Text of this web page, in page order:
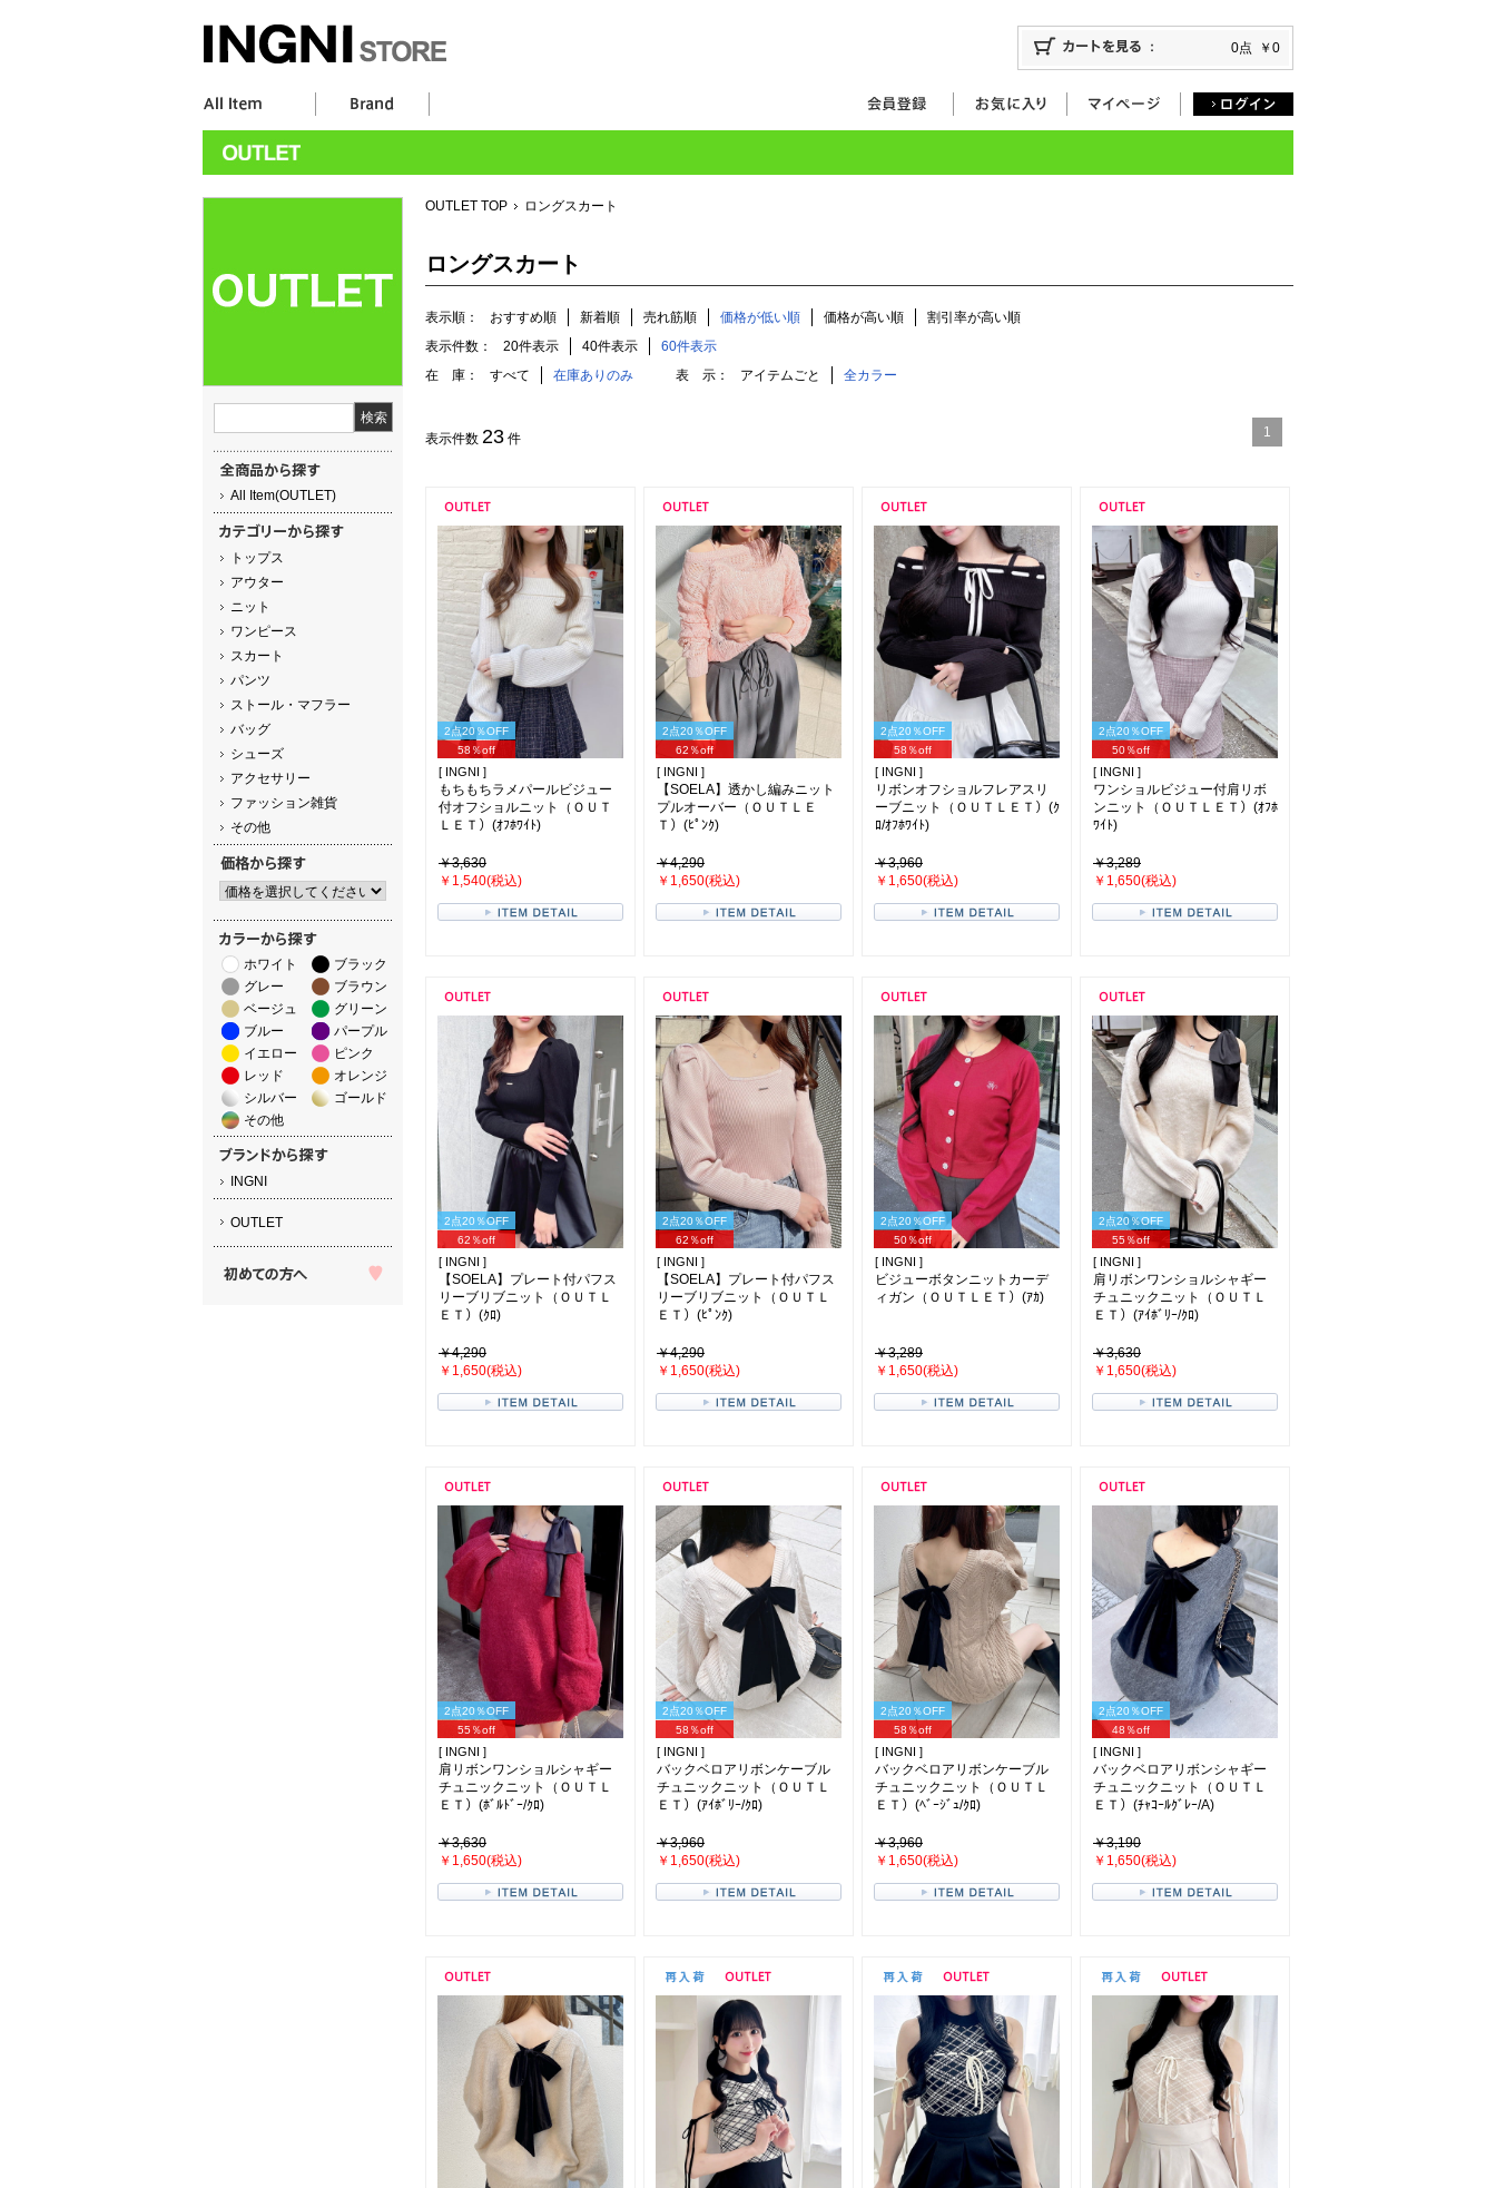
0点 ￥0
All Item(OUTLET)
トップス
アウター
ニット
ワンピース
スカート
パンツ
ストール・マフラー
バッグ
シューズ
アクセサリー
ファッション雑貨
その他
ホワイト
ブラック
グレー
ブラウン
ベージュ
グリーン
ブルー
パープル
イエロー
ピンク
レッド
オレンジ
シルバー
ゴールド
その他
INGNI
OUTLET
OUTLET TOP ロングスカート
ロングスカート
表示順： おすすめ順 新着順 売れ筋順 価格が低い順 価格が高い順
割引率が高い順
表示件数：
20件表示 40件表示
60件表示
在 庫：
すべて 在庫ありのみ 表 示： アイテムごと 全カラー
表示件数 23 件 1
2点20％OFF
58％off
[ INGNI ]
もちもちラメパールビジュー
付オフショルニット（ＯＵＴ
ＬＥＴ）(ｵﾌﾎﾜｲﾄ)
￥3,630
￥1,540(税込)
2点20％OFF
62％off
[ INGNI ]
【SOELA】透かし編みニット
プルオーバー（ＯＵＴＬＥ
Ｔ）(ﾋﾟﾝｸ)
￥4,290
￥1,650(税込)
2点20％OFF
58％off
[ INGNI ]
リボンオフショルフレアスリ
ーブニット（ＯＵＴＬＥＴ）(ｸ
ﾛ/ｵﾌﾎﾜｲﾄ)
￥3,960
￥1,650(税込)
2点20％OFF
50％off
[ INGNI ]
ワンショルビジュー付肩リボ
ンニット（ＯＵＴＬＥＴ）(ｵﾌﾎ
ﾜｲﾄ)
￥3,289
￥1,650(税込)
2点20％OFF
62％off
[ INGNI ]
【SOELA】プレート付パフス
リーブリブニット（ＯＵＴＬ
ＥＴ）(ｸﾛ)
￥4,290
￥1,650(税込)
2点20％OFF
62％off
[ INGNI ]
【SOELA】プレート付パフス
リーブリブニット（ＯＵＴＬ
ＥＴ）(ﾋﾟﾝｸ)
￥4,290
￥1,650(税込)
2点20％OFF
50％off
[ INGNI ]
ビジューボタンニットカーデ
ィガン（ＯＵＴＬＥＴ）(ｱｶ)
￥3,289
￥1,650(税込)
2点20％OFF
55％off
[ INGNI ]
肩リボンワンショルシャギー
チュニックニット（ＯＵＴＬ
ＥＴ）(ｱｲﾎﾞﾘｰ/ｸﾛ)
￥3,630
￥1,650(税込)
2点20％OFF
55％off
[ INGNI ]
肩リボンワンショルシャギー
チュニックニット（ＯＵＴＬ
ＥＴ）(ﾎﾞﾙﾄﾞｰ/ｸﾛ)
￥3,630
￥1,650(税込)
2点20％OFF
58％off
[ INGNI ]
バックベロアリボンケーブル
チュニックニット（ＯＵＴＬ
ＥＴ）(ｱｲﾎﾞﾘｰ/ｸﾛ)
￥3,960
￥1,650(税込)
2点20％OFF
58％off
[ INGNI ]
バックベロアリボンケーブル
チュニックニット（ＯＵＴＬ
ＥＴ）(ﾍﾞｰｼﾞｭ/ｸﾛ)
￥3,960
￥1,650(税込)
2点20％OFF
48％off
[ INGNI ]
バックベロアリボンシャギー
チュニックニット（ＯＵＴＬ
ＥＴ）(ﾁｬｺｰﾙｸﾞﾚｰ/A)
￥3,190
￥1,650(税込)